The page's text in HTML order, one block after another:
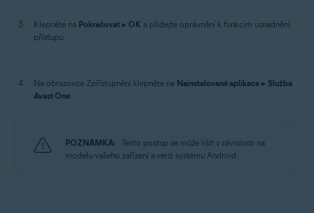
Klepněte na Pokračovat ▸ OK a přidejte oprávnění k funkcím usnadnění
přístupu.
Na obrazovce Zpřístupnění klepněte na Nainstalované aplikace ▸ Služba
Avast One.
POZNÁMKA:
Tento postup se může lišit v závislosti na
modelu vašeho zařízení a verzi systému Android.